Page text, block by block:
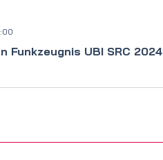
Funkzeugnis UBI SRC 2024